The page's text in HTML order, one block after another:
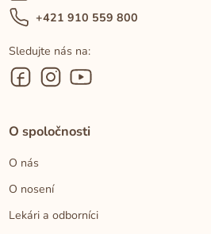
+421 910 559 800
Sledujte nás na:
O spoločnosti
O nás
O nosení
Lekári a odborníci